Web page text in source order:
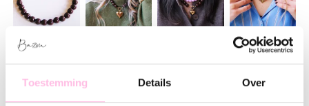
Toestemming Details Over
Kralen ketting XXL - donkerbruin
€ 29.95